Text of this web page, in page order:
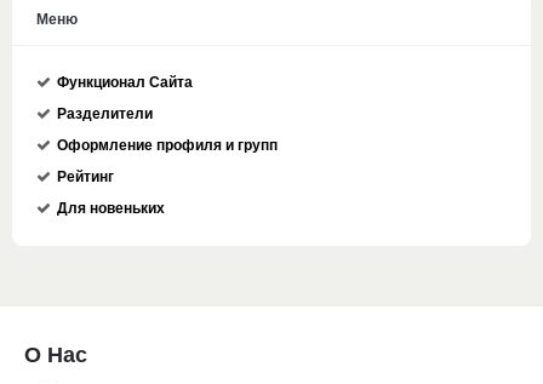
Меню
Функционал Сайта
Разделители
Оформление профиля и групп
Рейтинг
Для новеньких
О Нас